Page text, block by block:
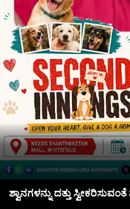
ಶ್ವಾನಗಳನ್ನು ದತ್ತು